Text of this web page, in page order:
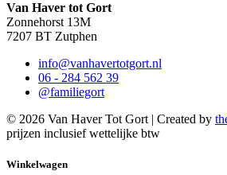
Van Haver tot Gort
Zonnehorst 13M
7207 BT Zutphen
info@vanhavertotgort.nl
06 - 284 562 39
@familiegort
© 2026 Van Haver Tot Gort | Created by
prijzen inclusief wettelijke btw
Winkelwagen